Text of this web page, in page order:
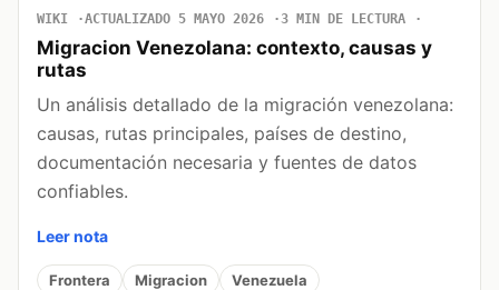
WIKI ACTUALIZADO 5 MAYO 2026 3 MIN DE LECTURA
Migracion Venezolana: contexto, causas y
rutas
Un análisis detallado de la migración venezolana:
causas, rutas principales, países de destino,
documentación necesaria y fuentes de datos
confiables.
Leer nota
Frontera Migracion Venezuela